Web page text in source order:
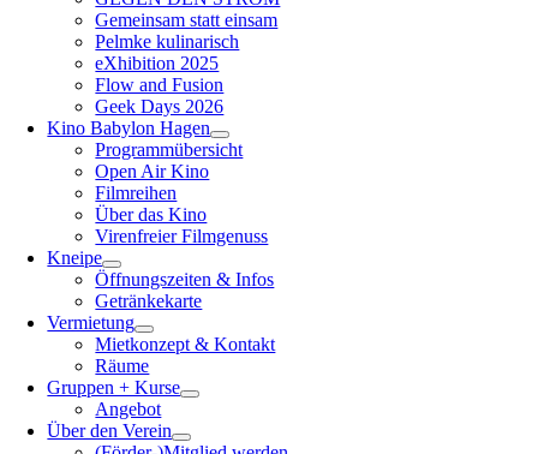
Gemeinsam statt einsam
Pelmke kulinarisch
eXhibition 2025
Flow and Fusion
Geek Days 2026
Kino Babylon Hagen
Programmübersicht
Open Air Kino
Filmreihen
Über das Kino
Virenfreier Filmgenuss
Kneipe
Öffnungszeiten & Infos
Getränkekarte
Vermietung
Mietkonzept & Kontakt
Räume
Gruppen + Kurse
Angebot
Über den Verein